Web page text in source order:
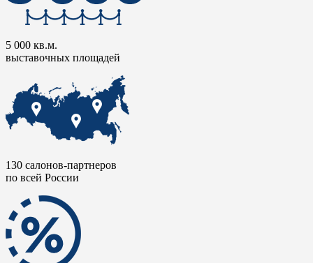
5 000 кв.м.
выставочных площадей
130 салонов-партнеров
по всей России